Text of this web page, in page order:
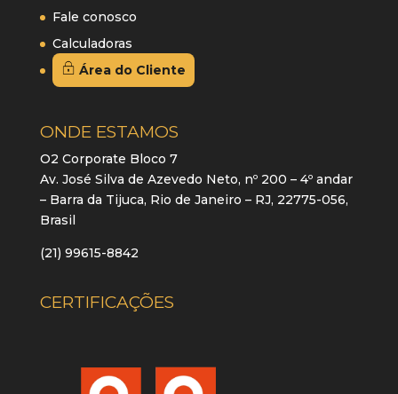
Fale conosco
Calculadoras
Área do Cliente
ONDE ESTAMOS
O2 Corporate Bloco 7
Av. José Silva de Azevedo Neto, nº 200 – 4º andar
– Barra da Tijuca, Rio de Janeiro – RJ, 22775-056,
Brasil
(21) 99615-8842
CERTIFICAÇÕES